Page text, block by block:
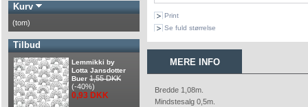
Kurv
(tom)
Tilbud
Lemmikki by
Lotta Jansdotter
Buer 1,55 DKK
(-40%)
0,93 DKK
Print
Se fuld størrelse
MERE INFO
Bredde 1,08m.
Mindstesalg 0,5m.